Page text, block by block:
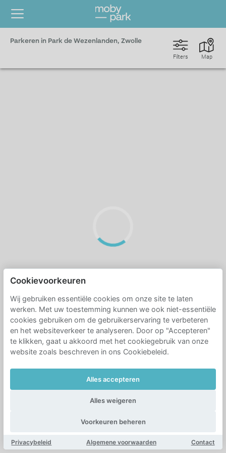
Parkeren in Park de Wezenlanden, Zwolle
Map
Filters
Cookievoorkeuren
Wij gebruiken essentiële cookies om onze site te laten
werken. Met uw toestemming kunnen we ook niet-essentiële
cookies gebruiken om de gebruikerservaring te verbeteren
en het websiteverkeer te analyseren. Door op "Accepteren"
te klikken, gaat u akkoord met het cookiegebruik van onze
website zoals beschreven in ons Cookiebeleid.
Alles accepteren
Alles weigeren
Voorkeuren beheren
Privacybeleid Algemene voorwaarden Contact